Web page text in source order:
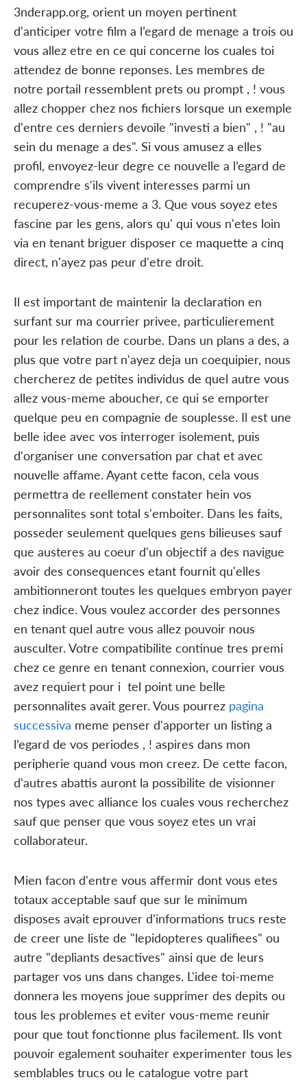
3nderapp.org, orient un moyen pertinent
d'anticiper votre film a l’egard de menage a trois ou
vous allez etre en ce qui concerne los cuales toi
attendez de bonne reponses. Les membres de
notre portail ressemblent prets ou prompt , ! vous
allez chopper chez nos fichiers lorsque un exemple
d'entre ces derniers devoile "investi a bien" , ! "au
sein du menage a des". Si vous amusez a elles
profil, envoyez-leur degre ce nouvelle a l’egard de
comprendre s'ils vivent interesses parmi un
recuperez-vous-meme a 3. Que vous soyez etes
fascine par les gens, alors qu' qui vous n'etes loin
via en tenant briguer disposer ce maquette a cinq
direct, n'ayez pas peur d'etre droit.
Il est important de maintenir la declaration en
surfant sur ma courrier privee, particulierement
pour les relation de courbe. Dans un plans a des, a
plus que votre part n'ayez deja un coequipier, nous
chercherez de petites individus de quel autre vous
allez vous-meme aboucher, ce qui se emporter
quelque peu en compagnie de souplesse. Il est une
belle idee avec vos interroger isolement, puis
d'organiser une conversation par chat et avec
nouvelle affame. Ayant cette facon, cela vous
permettra de reellement constater hein vos
personnalites sont total s'emboiter. Dans les faits,
posseder seulement quelques gens bilieuses sauf
que austeres au coeur d'un objectif a des navigue
avoir des consequences etant fournit qu'elles
ambitionneront toutes les quelques embryon payer
chez indice. Vous voulez accorder des personnes
en tenant quel autre vous allez pouvoir nous
ausculter. Votre compatibilite continue tres premi
chez ce genre en tenant connexion, courrier vous
avez requiert pour i tel point une belle
personnalites avait gerer. Vous pourrez pagina
successiva meme penser d'apporter un listing a
l’egard de vos periodes , ! aspires dans mon
peripherie quand vous mon creez. De cette facon,
d'autres abattis auront la possibilite de visionner
nos types avec alliance los cuales vous recherchez
sauf que penser que vous soyez etes un vrai
collaborateur.
Mien facon d'entre vous affermir dont vous etes
totaux acceptable sauf que sur le minimum
disposes avait eprouver d'informations trucs reste
de creer une liste de "lepidopteres qualifiees" ou
autre "depliants desactives" ainsi que de leurs
partager vos uns dans changes. L'idee toi-meme
donnera les moyens joue supprimer des depits ou
tous les problemes et eviter vous-meme reunir
pour que tout fonctionne plus facilement. Ils vont
pouvoir egalement souhaiter experimenter tous les
semblables trucs ou le catalogue votre part